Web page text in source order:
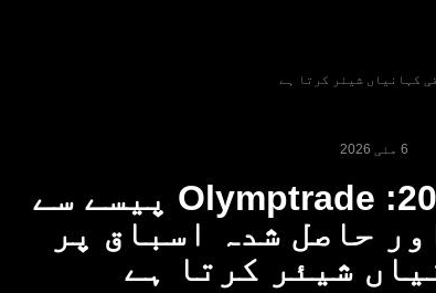
6 مئی 2026
گلوبل منی ڈے 2026: Olymptrade پیسے سے
حاصل شدہ اسباق پر
شیئر کرتا ہے